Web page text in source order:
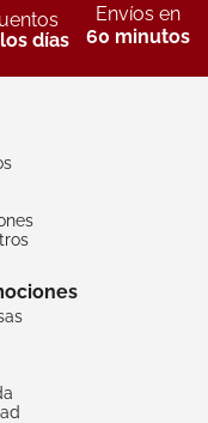
días
Envíos en
60 minutos